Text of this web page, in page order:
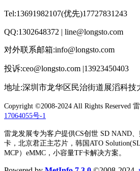
Tel:13691982107(优先)17727831243
QQ:1302648372 | line@longsto.com
对外联系邮箱:info@longsto.com
投诉:ceo@longsto.com |13923450403
地址:深圳市龙华区民治街道展滔科技
Copyright ©2008-2024 All Rights Reserved
17064055号-1
雷龙发展专为客户提供CS创世 SD NAND
卡，北京君正主芯片，韩国ATO
MCP）eMMC，小容量TF卡解决方案。